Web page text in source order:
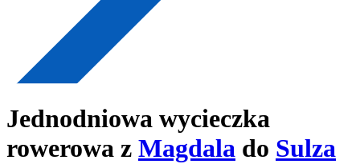
Jednodniowa wycieczka
rowerowa z Magdala do Sulza